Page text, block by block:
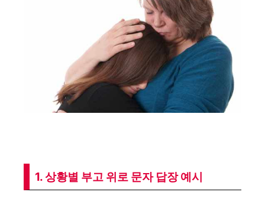
1. 상황별 부고 위로 문자 답장 예시